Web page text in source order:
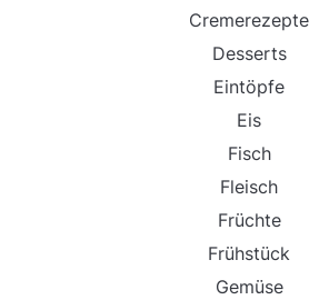
Cremerezepte
Desserts
Eintöpfe
Eis
Fisch
Fleisch
Früchte
Frühstück
Gemüse